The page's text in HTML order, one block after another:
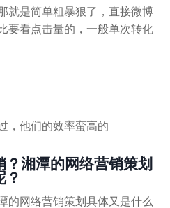
就是简单粗暴狠了，直接微博
要看点击量的，一般单次转化
，他们的效率蛮高的
湘潭的网络营销策划
？
的网络营销策划具体又是什么